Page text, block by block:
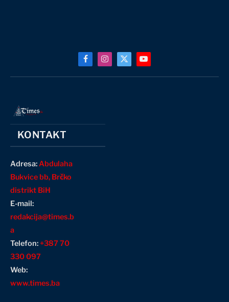
FacebookInstagram
X
YouTube
KONTAKT
Adresa: Abdulaha
Bukvice bb, Brčko
distrikt BiH
E-mail:
redakcija@times.b
a
Telefon:+387 70
330 097
Web:
www.times.ba